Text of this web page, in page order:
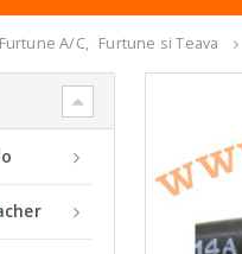
A/C, Furtune si Teava